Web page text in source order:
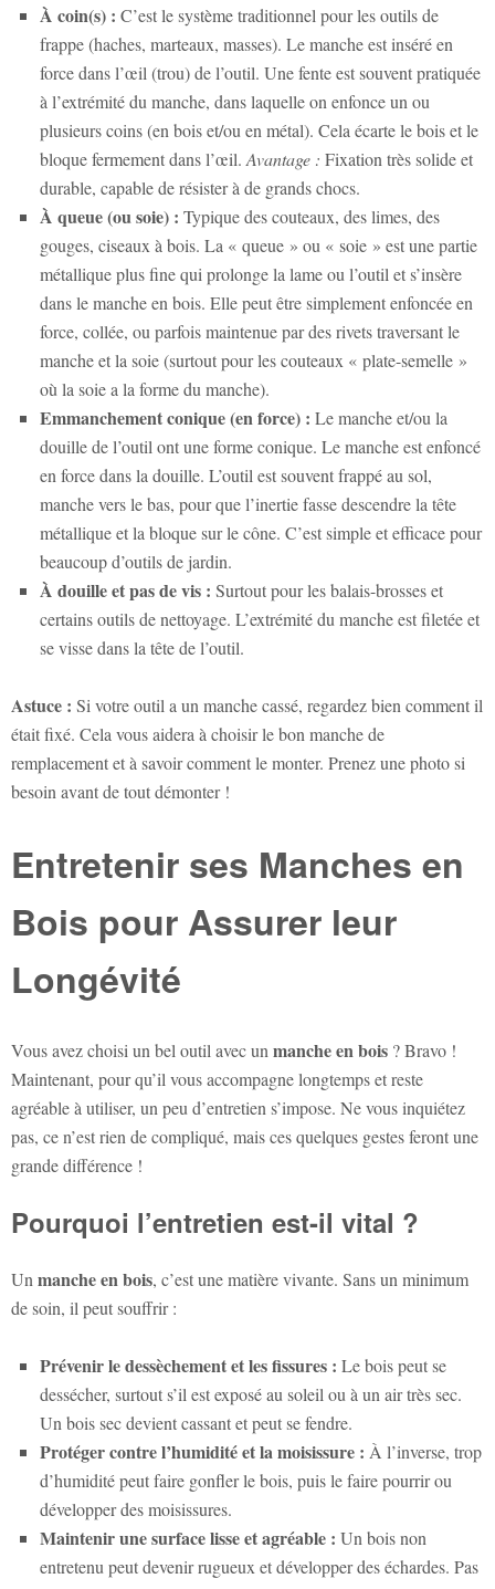
À coin(s) : C’est le système traditionnel pour les outils de
frappe (haches, marteaux, masses). Le manche est inséré en
force dans l’œil (trou) de l’outil. Une fente est souvent pratiquée
à l’extrémité du manche, dans laquelle on enfonce un ou
plusieurs coins (en bois et/ou en métal). Cela écarte le bois et le
bloque fermement dans l’œil. Avantage : Fixation très solide et
durable, capable de résister à de grands chocs.
À queue (ou soie) : Typique des couteaux, des limes, des
gouges, ciseaux à bois. La « queue » ou « soie » est une partie
métallique plus fine qui prolonge la lame ou l’outil et s’insère
dans le manche en bois. Elle peut être simplement enfoncée en
force, collée, ou parfois maintenue par des rivets traversant le
manche et la soie (surtout pour les couteaux « plate-semelle »
où la soie a la forme du manche).
Emmanchement conique (en force) : Le manche et/ou la
douille de l’outil ont une forme conique. Le manche est enfoncé
en force dans la douille. L’outil est souvent frappé au sol,
manche vers le bas, pour que l’inertie fasse descendre la tête
métallique et la bloque sur le cône. C’est simple et efficace pour
beaucoup d’outils de jardin.
À douille et pas de vis : Surtout pour les balais-brosses et
certains outils de nettoyage. L’extrémité du manche est filetée et
se visse dans la tête de l’outil.
Astuce : Si votre outil a un manche cassé, regardez bien comment il
était fixé. Cela vous aidera à choisir le bon manche de
remplacement et à savoir comment le monter. Prenez une photo si
besoin avant de tout démonter !
Entretenir ses Manches en
Bois pour Assurer leur
Longévité
Vous avez choisi un bel outil avec un manche en bois ? Bravo !
Maintenant, pour qu’il vous accompagne longtemps et reste
agréable à utiliser, un peu d’entretien s’impose. Ne vous inquiétez
pas, ce n’est rien de compliqué, mais ces quelques gestes feront une
grande différence !
Pourquoi l’entretien est-il vital ?
Un manche en bois, c’est une matière vivante. Sans un minimum
de soin, il peut souffrir :
Prévenir le dessèchement et les fissures : Le bois peut se
dessécher, surtout s’il est exposé au soleil ou à un air très sec.
Un bois sec devient cassant et peut se fendre.
Protéger contre l’humidité et la moisissure : À l’inverse, trop
d’humidité peut faire gonfler le bois, puis le faire pourrir ou
développer des moisissures.
Maintenir une surface lisse et agréable : Un bois non
entretenu peut devenir rugueux et développer des échardes. Pas